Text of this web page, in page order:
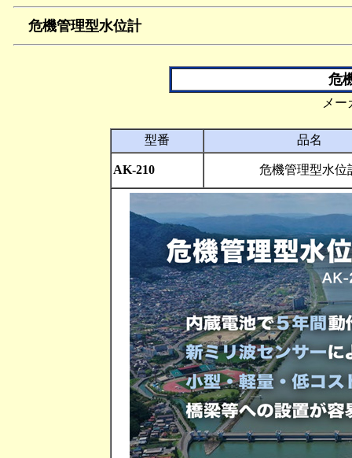
危機管理型水位計
危
メ
型番 品名
AK-210 危機管理型水位